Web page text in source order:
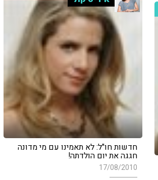
חדשות חו"ל: לא תאמינו עם מי מדונה
חגגה את יום הולדתה!
17/08/2010